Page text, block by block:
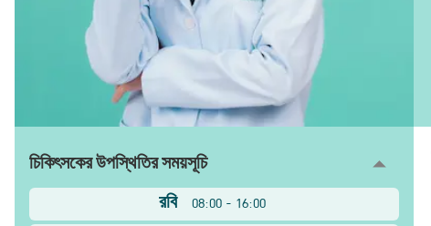
চিকিৎসকের উপস্থিতির সময়সূচি
রবি
08:00 - 16:00